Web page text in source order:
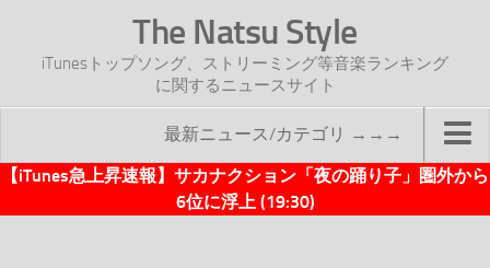
The Natsu Style
iTunesトップソング、ストリーミング等音楽ランキング
に関するニュースサイト
最新ニュース/カテゴリ →→→
TOP
【iTunes急上昇速報】サカナクション「夜の踊り子」圏外から
6位に浮上 (19:30)